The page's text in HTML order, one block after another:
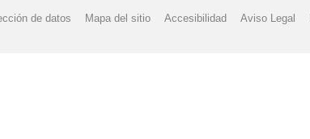
de datos Mapa del sitio Accesibilidad Aviso Legal